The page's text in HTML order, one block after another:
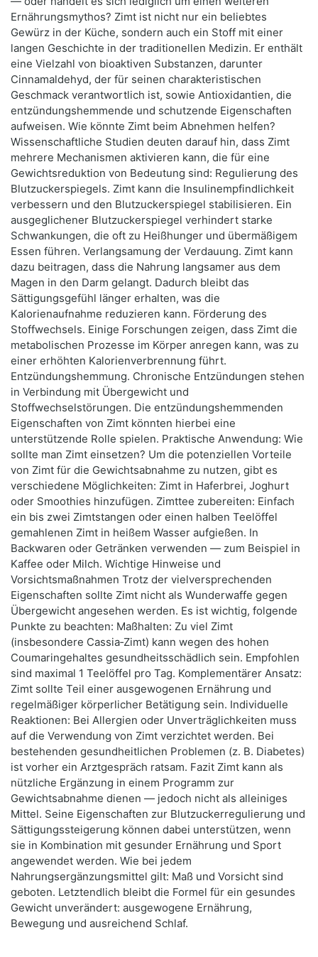
Ernährungsmythos? Zimt ist nicht nur ein beliebtes
Gewürz in der Küche, sondern auch ein Stoff mit einer
langen Geschichte in der traditionellen Medizin. Er enthält
eine Vielzahl von bioaktiven Substanzen, darunter
Cinnamaldehyd, der für seinen charakteristischen
Geschmack verantwortlich ist, sowie Antioxidantien, die
entzündungshemmende und schutzende Eigenschaften
aufweisen. Wie könnte Zimt beim Abnehmen helfen?
Wissenschaftliche Studien deuten darauf hin, dass Zimt
mehrere Mechanismen aktivieren kann, die für eine
Gewichtsreduktion von Bedeutung sind: Regulierung des
Blutzuckerspiegels. Zimt kann die Insulinempfindlichkeit
verbessern und den Blutzuckerspiegel stabilisieren. Ein
ausgeglichener Blutzuckerspiegel verhindert starke
Schwankungen, die oft zu Heißhunger und übermäßigem
Essen führen. Verlangsamung der Verdauung. Zimt kann
dazu beitragen, dass die Nahrung langsamer aus dem
Magen in den Darm gelangt. Dadurch bleibt das
Sättigungsgefühl länger erhalten, was die
Kalorienaufnahme reduzieren kann. Förderung des
Stoffwechsels. Einige Forschungen zeigen, dass Zimt die
metabolischen Prozesse im Körper anregen kann, was zu
einer erhöhten Kalorienverbrennung führt.
Entzündungshemmung. Chronische Entzündungen stehen
in Verbindung mit Übergewicht und
Stoffwechselstörungen. Die entzündungshemmenden
Eigenschaften von Zimt könnten hierbei eine
unterstützende Rolle spielen. Praktische Anwendung: Wie
sollte man Zimt einsetzen? Um die potenziellen Vorteile
von Zimt für die Gewichtsabnahme zu nutzen, gibt es
verschiedene Möglichkeiten: Zimt in Haferbrei, Joghurt
oder Smoothies hinzufügen. Zimttee zubereiten: Einfach
ein bis zwei Zimtstangen oder einen halben Teelöffel
gemahlenen Zimt in heißem Wasser aufgießen. In
Backwaren oder Getränken verwenden — zum Beispiel in
Kaffee oder Milch. Wichtige Hinweise und
Vorsichtsmaßnahmen Trotz der vielversprechenden
Eigenschaften sollte Zimt nicht als Wunderwaffe gegen
Übergewicht angesehen werden. Es ist wichtig, folgende
Punkte zu beachten: Maßhalten: Zu viel Zimt
(insbesondere Cassia‑Zimt) kann wegen des hohen
Coumaringehaltes gesundheitsschädlich sein. Empfohlen
sind maximal 1 Teelöffel pro Tag. Komplementärer Ansatz:
Zimt sollte Teil einer ausgewogenen Ernährung und
regelmäßiger körperlicher Betätigung sein. Individuelle
Reaktionen: Bei Allergien oder Unverträglichkeiten muss
auf die Verwendung von Zimt verzichtet werden. Bei
bestehenden gesundheitlichen Problemen (z. B. Diabetes)
ist vorher ein Arztgespräch ratsam. Fazit Zimt kann als
nützliche Ergänzung in einem Programm zur
Gewichtsabnahme dienen — jedoch nicht als alleiniges
Mittel. Seine Eigenschaften zur Blutzuckerregulierung und
Sättigungssteigerung können dabei unterstützen, wenn
sie in Kombination mit gesunder Ernährung und Sport
angewendet werden. Wie bei jedem
Nahrungsergänzungsmittel gilt: Maß und Vorsicht sind
geboten. Letztendlich bleibt die Formel für ein gesundes
Gewicht unverändert: ausgewogene Ernährung,
Bewegung und ausreichend Schlaf.